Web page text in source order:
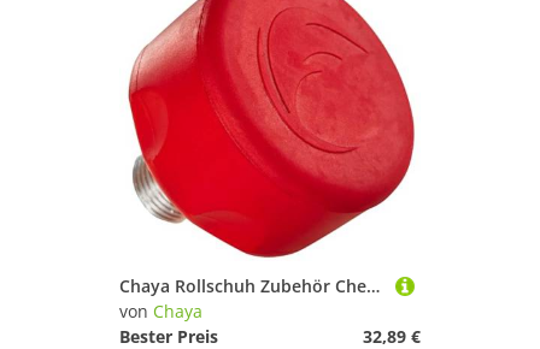
Chaya Rollschuh Zubehör Cherry Bomb Stopper, Cherry, kurzes oder langes Gewinde
von Chaya
Bester Preis
32,89 €